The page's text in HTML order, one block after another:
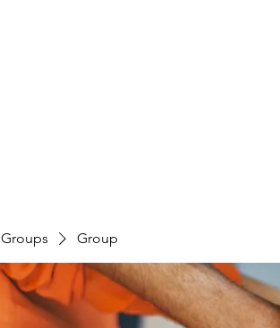
Groups Group